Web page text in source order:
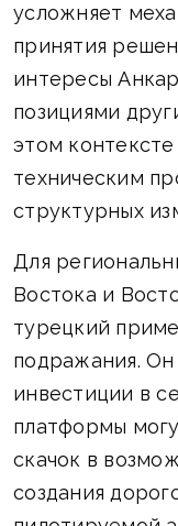
усложняет
принятия
интересы
позициями
этом
техническим
структурных
Для
Востока и
турецкий
подражания.
инвестиции в
платформы
скачок в
создания